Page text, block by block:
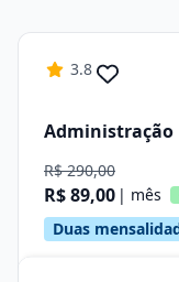
3.8
Administração
R$ 290,00
R$ 89,00 | mês
Duas